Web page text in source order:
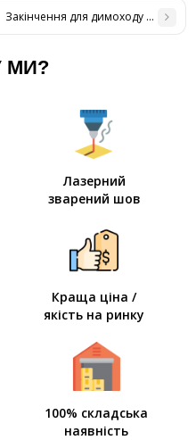
сталь D-130 мм товщина
Закінчення для димоходу
МИ?
Лазерний
зварений шов
Краща ціна /
якість на ринку
100% складська
наявність